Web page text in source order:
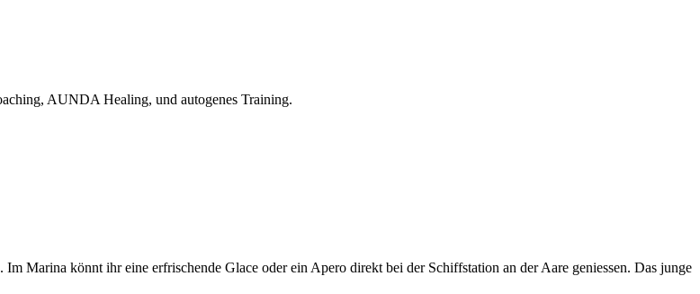
AUNDA Healing, und autogenes Training.
Marina könnt ihr eine erfrischende Glace oder ein Apero direkt bei der Schiffstation an der Aare geniessen. Das junge